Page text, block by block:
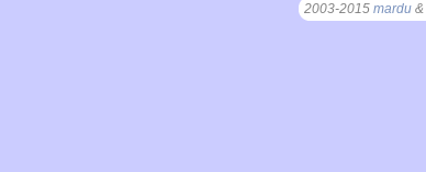
2003-2015 mardu &